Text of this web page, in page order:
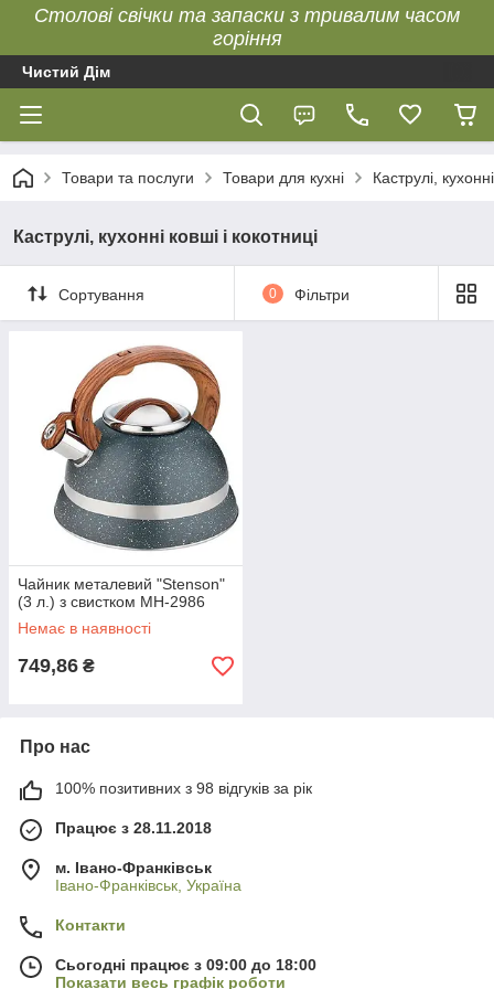
Столові свічки та запаски з тривалим часом
горіння
Чистий Дім
Товари та послуги Товари для кухні Каструлі,
Каструлі, кухонні ковші і кокотниці
Сортування 0 Фільтри
Чайник металевий "Stenson"
(3 л.) з свистком MH-2986
Немає в наявності
749,86 ₴
Про нас
100% позитивних з 98 відгуків за рік
Працює з 28.11.2018
м. Івано-Франківськ
Івано-Франківськ, Україна
Контакти
Сьогодні працює з 09:00 до 18:00
Показати весь графік роботи